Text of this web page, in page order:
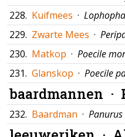
228. Kuifmees ·
229. Zwarte Mees ·
230. Matkop · Poecile
231. Glanskop · Poecile
baardmannen ·
232. Baardman ·